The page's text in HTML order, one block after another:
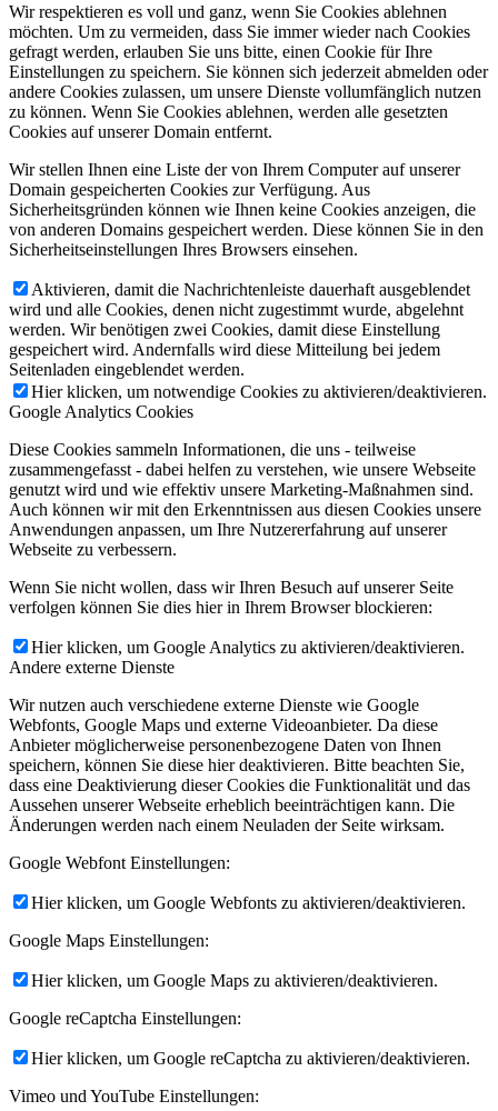
Wir respektieren es voll und ganz, wenn Sie Cookies ablehnen
möchten. Um zu vermeiden, dass Sie immer wieder nach Cookies
gefragt werden, erlauben Sie uns bitte, einen Cookie für Ihre
Einstellungen zu speichern. Sie können sich jederzeit abmelden oder
andere Cookies zulassen, um unsere Dienste vollumfänglich nutzen
zu können. Wenn Sie Cookies ablehnen, werden alle gesetzten
Cookies auf unserer Domain entfernt.
Wir stellen Ihnen eine Liste der von Ihrem Computer auf unserer
Domain gespeicherten Cookies zur Verfügung. Aus
Sicherheitsgründen können wie Ihnen keine Cookies anzeigen, die
von anderen Domains gespeichert werden. Diese können Sie in den
Sicherheitseinstellungen Ihres Browsers einsehen.
Aktivieren, damit die Nachrichtenleiste dauerhaft ausgeblendet
wird und alle Cookies, denen nicht zugestimmt wurde, abgelehnt
werden. Wir benötigen zwei Cookies, damit diese Einstellung
gespeichert wird. Andernfalls wird diese Mitteilung bei jedem
Seitenladen eingeblendet werden.
Hier klicken, um notwendige Cookies zu aktivieren/deaktivieren.
Google Analytics Cookies
Diese Cookies sammeln Informationen, die uns - teilweise
zusammengefasst - dabei helfen zu verstehen, wie unsere Webseite
genutzt wird und wie effektiv unsere Marketing-Maßnahmen sind.
Auch können wir mit den Erkenntnissen aus diesen Cookies unsere
Anwendungen anpassen, um Ihre Nutzererfahrung auf unserer
Webseite zu verbessern.
Wenn Sie nicht wollen, dass wir Ihren Besuch auf unserer Seite
verfolgen können Sie dies hier in Ihrem Browser blockieren:
Hier klicken, um Google Analytics zu aktivieren/deaktivieren.
Andere externe Dienste
Wir nutzen auch verschiedene externe Dienste wie Google
Webfonts, Google Maps und externe Videoanbieter. Da diese
Anbieter möglicherweise personenbezogene Daten von Ihnen
speichern, können Sie diese hier deaktivieren. Bitte beachten Sie,
dass eine Deaktivierung dieser Cookies die Funktionalität und das
Aussehen unserer Webseite erheblich beeinträchtigen kann. Die
Änderungen werden nach einem Neuladen der Seite wirksam.
Google Webfont Einstellungen:
Hier klicken, um Google Webfonts zu aktivieren/deaktivieren.
Google Maps Einstellungen:
Hier klicken, um Google Maps zu aktivieren/deaktivieren.
Google reCaptcha Einstellungen:
Hier klicken, um Google reCaptcha zu aktivieren/deaktivieren.
Vimeo und YouTube Einstellungen: